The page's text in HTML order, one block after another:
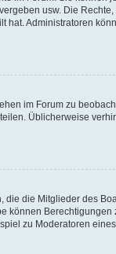
usw. Die
hat. Administratoren
im Forum zu
Üblicherweise
die die Mitglieder des
können
zu Moderatoren